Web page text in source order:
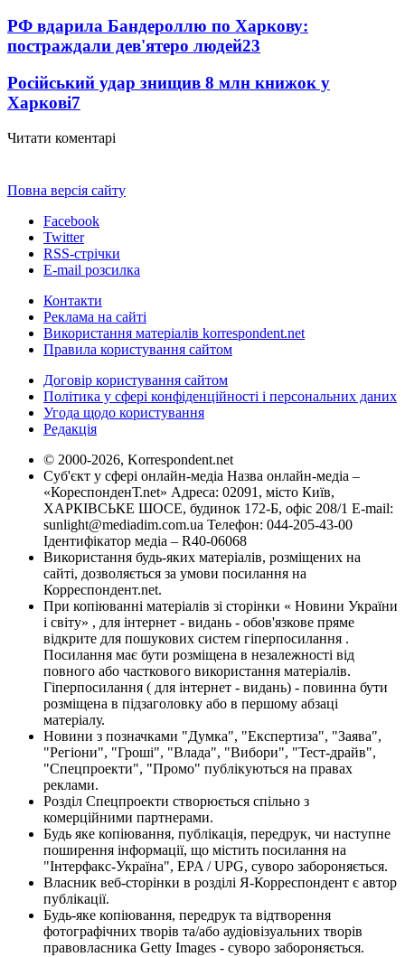
РФ вдарила Бандероллю по Харкову:
постраждали дев'ятеро людей23
Російський удар знищив 8 млн книжок у
Харкові7
Читати коментарі
Повна версія сайту
Facebook
Twitter
RSS-стрічки
E-mail розсилка
Контакти
Реклама на сайті
Використання матеріалів korrespondent.net
Правила користування сайтом
Договір користування сайтом
Політика у сфері конфіденційності і персональних даних
Угода щодо користування
Редакція
© 2000-2026, Korrespondent.net
Суб'єкт у сфері онлайн-медіа Назва онлайн-медіа –
«КореспонденТ.net» Адреса: 02091, місто Київ,
ХАРКІВСЬКЕ ШОСЕ, будинок 172-Б, офіс 208/1 E-mail:
sunlight@mediadim.com.ua Телефон: 044-205-43-00
Ідентифікатор медіа – R40-06068
Використання будь-яких матеріалів, розміщених на
сайті, дозволяється за умови посилання на
Корреспондент.net.
При копіюванні матеріалів зі сторінки « Новини України
і світу» , для інтернет - видань - обов'язкове пряме
відкрите для пошукових систем гіперпосилання .
Посилання має бути розміщена в незалежності від
повного або часткового використання матеріалів.
Гіперпосилання ( для інтернет - видань) - повинна бути
розміщена в підзаголовку або в першому абзаці
матеріалу.
Новини з позначками "Думка", "Експертиза", "Заява",
"Регіони", "Гроші", "Влада", "Вибори", "Тест-драйв",
"Спецпроекти", "Промо" публікуються на правах
реклами.
Розділ Спецпроекти створюється спільно з
комерційними партнерами.
Будь яке копіювання, публікація, передрук, чи наступне
поширення інформації, що містить посилання на
"Інтерфакс-Україна", EPA / UPG, суворо забороняється.
Власник веб-сторінки в розділі Я-Корреспондент є автор
публікації.
Будь-яке копіювання, передрук та відтворення
фотографічних творів та/або аудіовізуальних творів
правовласника Getty Images - суворо забороняється.